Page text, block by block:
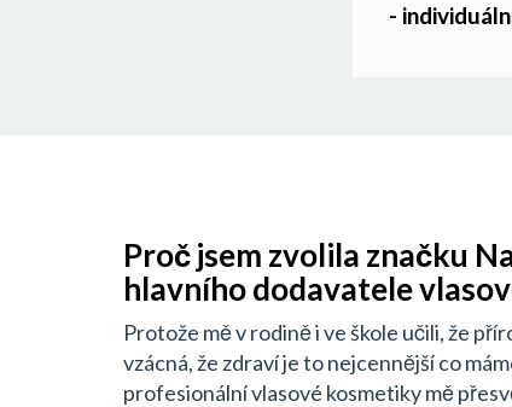
-
Proč jsem zvolila značku
hlavního dodavatele
Protože mě v rodině i ve škole učili, že
vzácná, že zdraví je to nejcennější co
profesionální vlasové kosmetiky mě